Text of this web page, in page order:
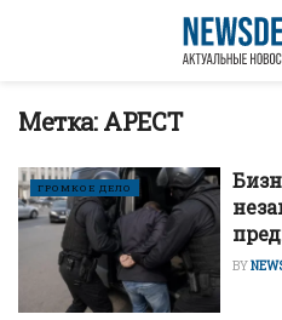
Метка:АРЕСТ
ГРОМКОЕ ДЕЛО
BY